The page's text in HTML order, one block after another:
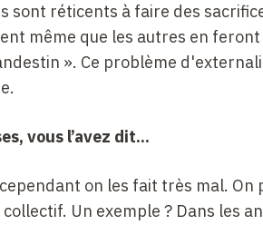
sont réticents à faire des
même que les autres en feront
». Ce problème
vous l’avez dit...
on les fait très mal.
Un exemple ? Dans les